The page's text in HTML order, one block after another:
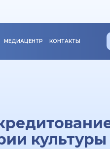
МЕДИАЦЕНТР КОНТАКТЫ
культуры